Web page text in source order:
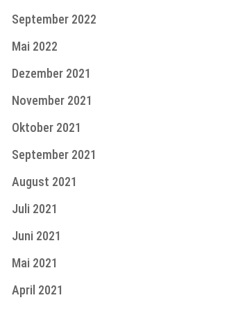
September 2022
Mai 2022
Dezember 2021
November 2021
Oktober 2021
September 2021
August 2021
Juli 2021
Juni 2021
Mai 2021
April 2021